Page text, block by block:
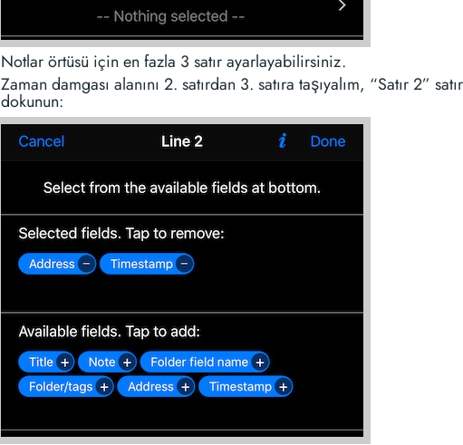
Notlar örtüsü için en fazla 3 satır ayarlayabilirsiniz.
Zaman damgası alanını 2. satırdan 3. satıra taşıyalım, “Satır 2”
dokunun: